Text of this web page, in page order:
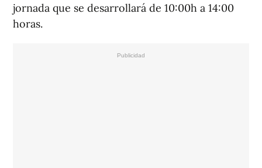
jornada que se desarrollará de 10:00h a 14:00
horas.